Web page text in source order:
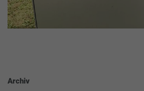
Archiv